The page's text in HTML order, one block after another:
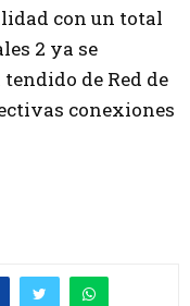
con un total
2 ya se
de Red de
conexiones